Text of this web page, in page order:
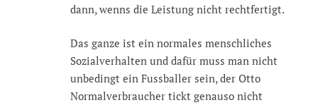
dann, wenns die Leistung nicht rechtfertigt.
Das ganze ist ein normales menschliches
Sozialverhalten und dafür muss man nicht
unbedingt ein Fussballer sein, der Otto
Normalverbraucher tickt genauso nicht